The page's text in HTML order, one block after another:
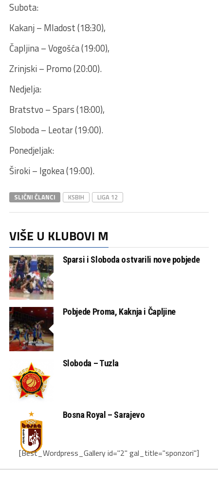
Subota:
Kakanj – Mladost (18:30),
Čapljina – Vogošća (19:00),
Zrinjski – Promo (20:00).
Nedjelja:
Bratstvo – Spars (18:00),
Sloboda – Leotar (19:00).
Ponedjeljak:
Široki – Igokea (19:00).
SLIČNI ČLANCI KSBIH LIGA 12
VIŠE U KLUBOVI M
Sparsi i Sloboda ostvarili nove pobjede
Pobjede Proma, Kaknja i Čapljine
Sloboda – Tuzla
Bosna Royal – Sarajevo
[Best_Wordpress_Gallery id="2" gal_title="sponzori"]